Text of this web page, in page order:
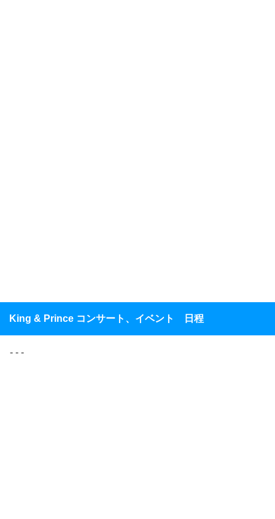
King & Prince コンサート、イベント 日程
- - -